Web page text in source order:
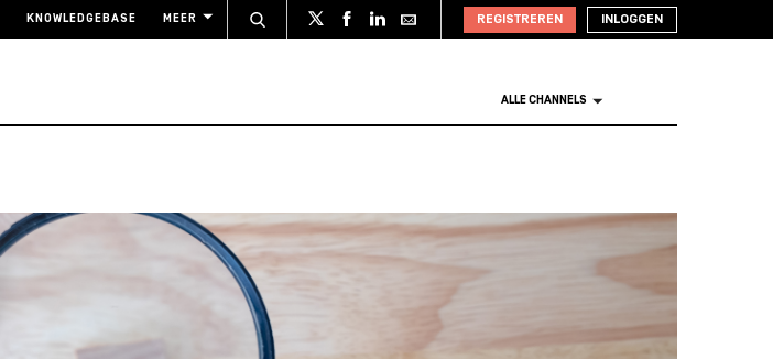
KNOWLEDGEBASE MEER REGISTREREN INLOGGEN
ALLE CHANNELS